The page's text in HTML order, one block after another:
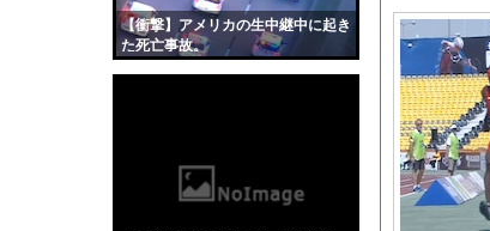
【衝撃】アメリカの生中継中に起き
た死亡事故。
FANZAで夏
【画像】カッ
【朗報】ヒカ
【悲報】「果
【画像】キス
【Xの車窓か
【ポロリ悲